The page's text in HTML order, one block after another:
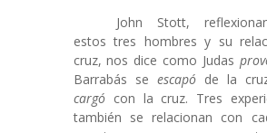
John Stott,
estos tres hombres y su
cruz, nos dice como Judas
Barrabás se escapóde la
cargócon la cruz. Tres
también se relacionan con